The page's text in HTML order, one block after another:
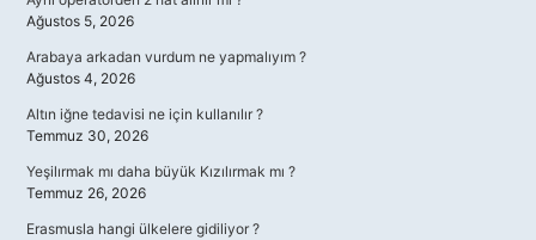
Ağustos 5, 2026
Arabaya arkadan vurdum ne yapmalıyım ?
Ağustos 4, 2026
Altın iğne tedavisi ne için kullanılır ?
Temmuz 30, 2026
Yeşilırmak mı daha büyük Kızılırmak mı ?
Temmuz 26, 2026
Erasmusla hangi ülkelere gidiliyor ?